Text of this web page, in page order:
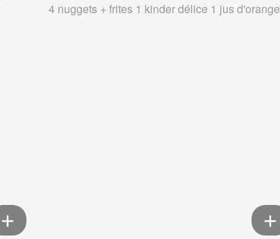
4 nuggets + frites 1 kinder délice 1 jus d'orange